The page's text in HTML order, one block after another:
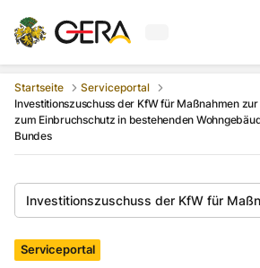
Aktuelles Wetter
Startseite
Serviceportal
Investitionszuschuss der KfW für Maßnahmen
zum Einbruchschutz in bestehenden
Bundes
Investitionszuschuss der KfW für
Serviceportal